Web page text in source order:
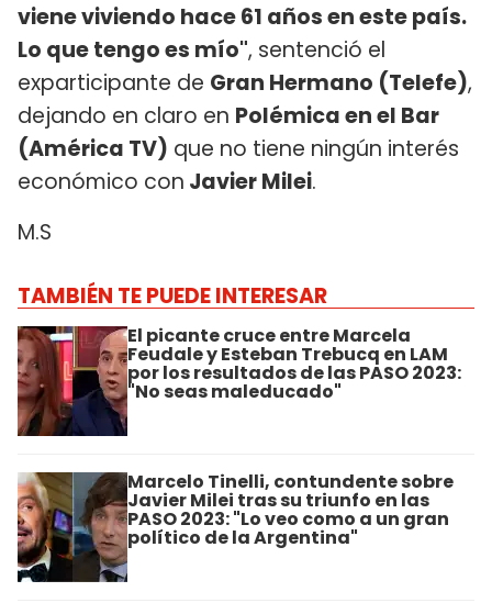
viene viviendo hace 61 años en este país.
Lo que tengo es mío", sentenció el
exparticipante de Gran Hermano (Telefe),
dejando en claro en Polémica en el Bar
(América TV) que no tiene ningún interés
económico con Javier Milei.
M.S
TAMBIÉN TE PUEDE INTERESAR
El picante cruce entre Marcela
Feudale y Esteban Trebucq en LAM
por los resultados de las PASO 2023:
"No seas maleducado"
Marcelo Tinelli, contundente sobre
Javier Milei tras su triunfo en las
PASO 2023: "Lo veo como a un gran
político de la Argentina"